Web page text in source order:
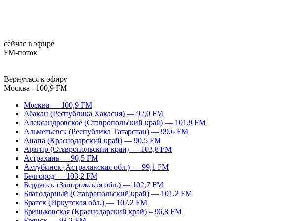
сейчас в эфире
FM-поток
Вернуться к эфиру
Москва - 100,9 FM
Москва — 100,9 FM
Абакан (Республика Хакасия) — 92,0 FM
Александровское (Ставропольский край) — 101,9 FM
Альметьевск (Республика Татарстан) — 99,6 FM
Анапа (Краснодарский край) — 90,5 FM
Арзгир (Ставропольский край) — 103,8 FM
Астрахань — 90,5 FM
Ахтубинск (Астраханская обл.) — 99,1 FM
Белгород — 103,2 FM
Бердянск (Запорожская обл.) — 102,7 FM
Благодарный (Ставропольский край) — 101,2 FM
Братск (Иркутская обл.) — 107,2 FM
Бриньковская (Краснодарский край) – 96,8 FM